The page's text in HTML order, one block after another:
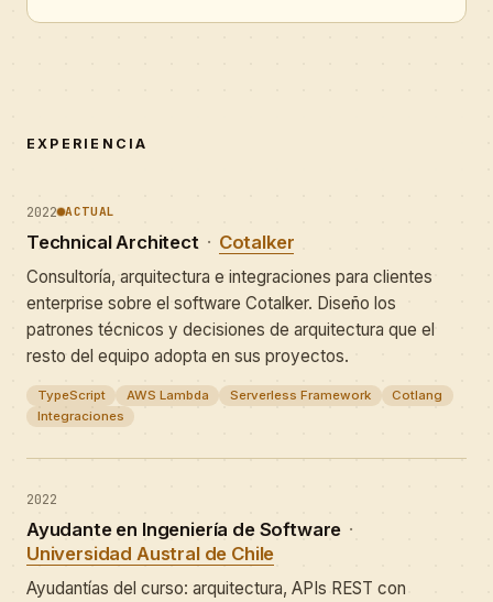
EXPERIENCIA
2022 ACTUAL
Technical Architect · Cotalker
Consultoría, arquitectura e integraciones para clientes
enterprise sobre el software Cotalker. Diseño los
patrones técnicos y decisiones de arquitectura que el
resto del equipo adopta en sus proyectos.
TypeScript AWS Lambda Serverless Framework
Cotlang
Integraciones
2022
Ayudante en Ingeniería de Software ·
Universidad Austral de Chile
Ayudantías del curso: arquitectura, APIs REST con